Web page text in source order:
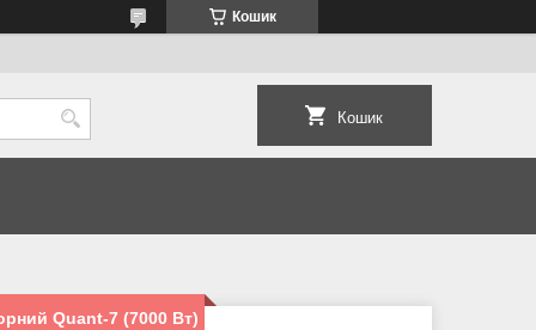
Кошик
Кошик
Quant-7 (7000 Вт)